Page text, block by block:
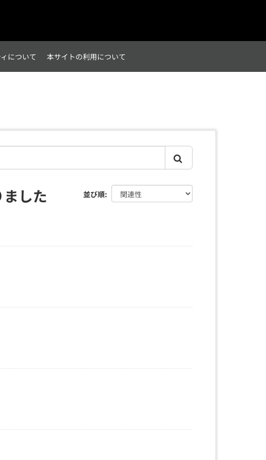
について 本サイトの利用について
並び順
した